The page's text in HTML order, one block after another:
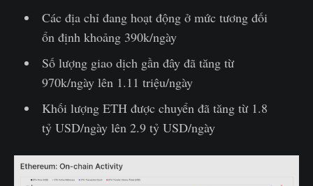
Các địa chỉ đang hoạt động ở mức tương đối
ổn định khoảng 390k/ngày
Số lượng giao dịch gần đây đã tăng từ
970k/ngày lên 1.11 triệu/ngày
Khối lượng ETH được chuyển đã tăng từ 1.8
tỷ USD/ngày lên 2.9 tỷ USD/ngày